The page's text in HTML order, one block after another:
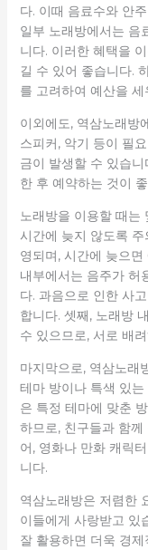
다. 이때 음료수와 안
일부 노래방에서는 음
니다. 이러한 혜택을
길 수 있어 좋습니다.
를 고려하여 예산을
이외에도, 역삼노래방
스피커, 악기 등이 필
금이 발생할 수 있습
한 후 예약하는 것이
노래방을 이용할 때는
시간에 늦지 않도록
영되며, 시간에 늦으
내부에서는 음주가 허
다. 과음으로 인한 사
합니다. 셋째, 노래방
수 있으므로, 서로 배
마지막으로, 역삼노래
테마 방이나 특색 있
은 특정 테마에 맞춘
하므로, 친구들과 함
어, 영화나 만화 캐릭
니다.
역삼노래방은 저렴한
이들에게 사랑받고 있
잘 활용하면 더욱 경